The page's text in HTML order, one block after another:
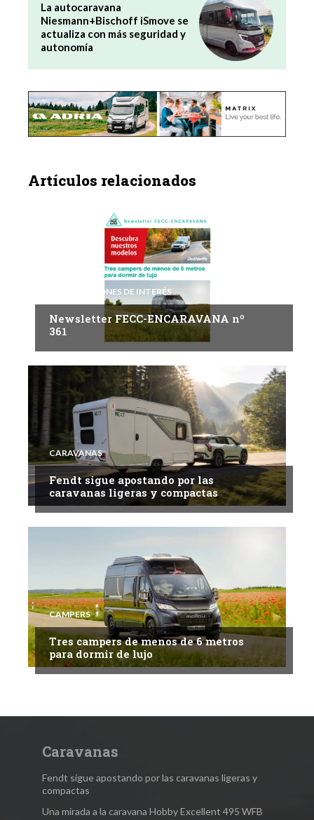
La autocaravana
Niesmann+Bischoff iSmove se
actualiza con más seguridad y
autonomía
Artículos relacionados
INFORMACIONES DE INTERÉS
Newsletter FECC-ENCARAVANA nº
361
CARAVANAS
Fendt sigue apostando por las
caravanas ligeras y compactas
CAMPERS
Tres campers de menos de 6 metros
para dormir de lujo
Caravanas
Fendt sigue apostando por las caravanas ligeras y
compactas
Una mirada a la caravana Hobby Excellent 495 WFB